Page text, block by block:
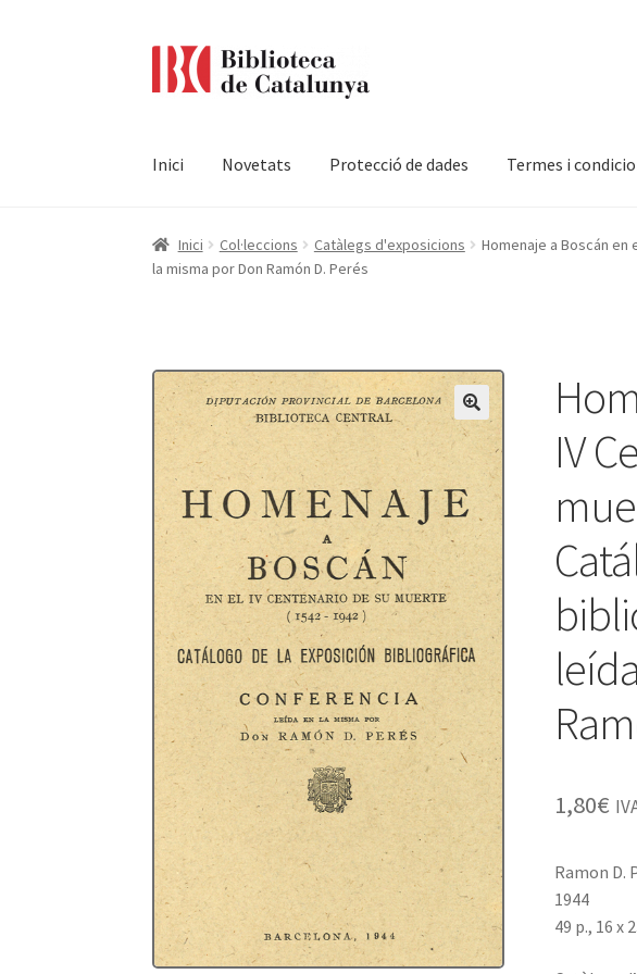
Inici Novetats Protecció de dades Termes i
Pàgina d'inici Accessibilitat Cistella El meu compte Finalitzar
Inici Col·leccions Catàlegs d'exposicions
Homenaje a Boscán en
la misma por Don Ramón D. Perés
IV
1,80€
Ramon D.
1944
49 p., 16 x